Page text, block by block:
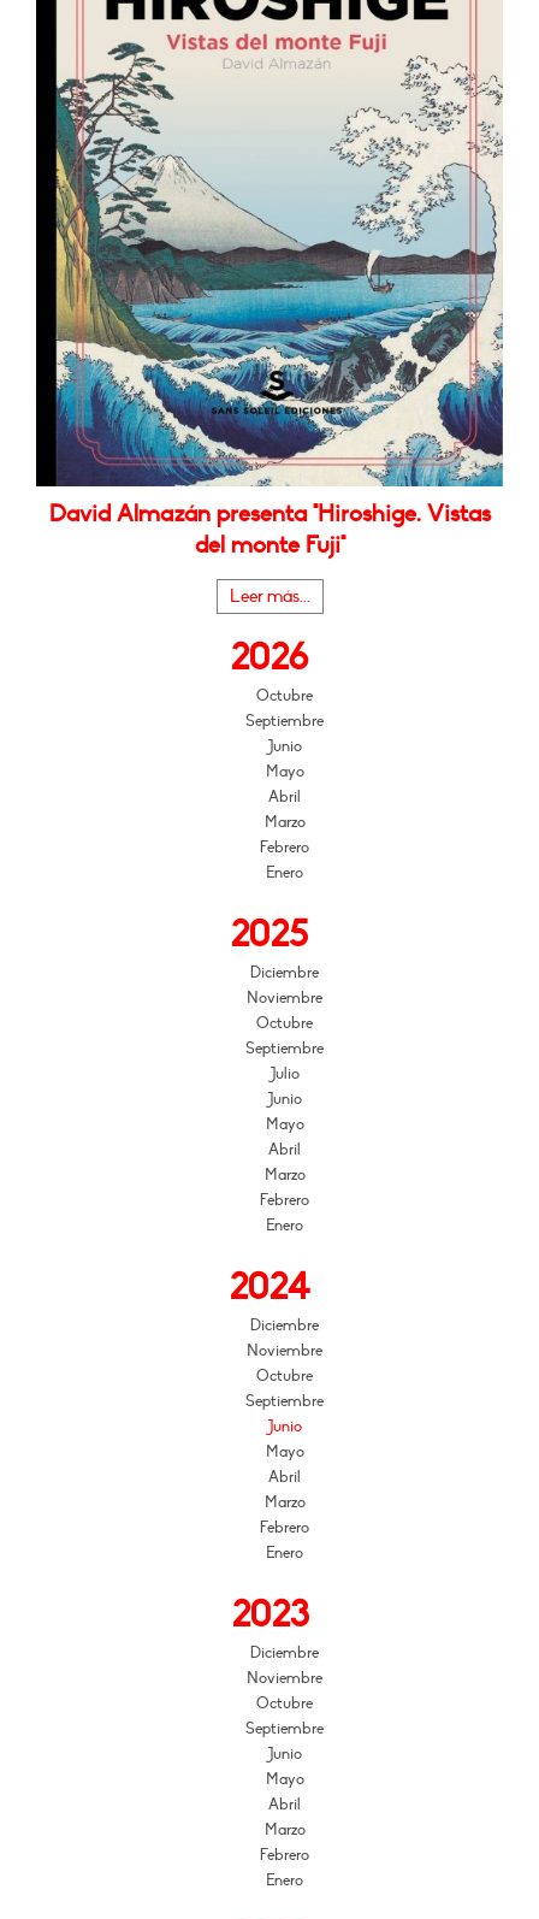
David Almazán presenta "Hiroshige. Vistas
del monte Fuji"
Leer más...
2026
Octubre
Septiembre
Junio
Mayo
Abril
Marzo
Febrero
Enero
2025
Diciembre
Noviembre
Octubre
Septiembre
Julio
Junio
Mayo
Abril
Marzo
Febrero
Enero
2024
Diciembre
Noviembre
Octubre
Septiembre
Junio
Mayo
Abril
Marzo
Febrero
Enero
2023
Diciembre
Noviembre
Octubre
Septiembre
Junio
Mayo
Abril
Marzo
Febrero
Enero